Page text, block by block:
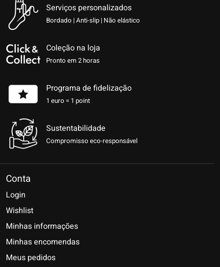
Serviços personalizados
Bordado | Anti-slip | Não elástico
Coleção na loja
Pronto em 2 horas
Programa de fidelização
1 euro = 1 point
Sustentabilidade
Compromisso eco-responsável
Conta
Login
Wishlist
Minhas informações
Minhas encomendas
Meus pedidos